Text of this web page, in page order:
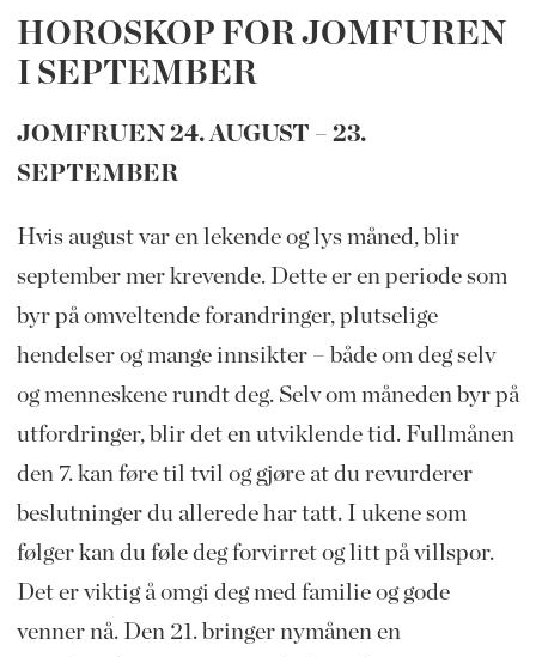
HOROSKOP FOR JOMFUREN
I SEPTEMBER
JOMFRUEN 24. AUGUST – 23.
SEPTEMBER
Hvis august var en lekende og lys måned, blir
september mer krevende. Dette er en periode som
byr på omveltende forandringer, plutselige
hendelser og mange innsikter – både om deg selv
og menneskene rundt deg. Selv om måneden byr på
utfordringer, blir det en utviklende tid. Fullmånen
den 7. kan føre til tvil og gjøre at du revurderer
beslutninger du allerede har tatt. I ukene som
følger kan du føle deg forvirret og litt på villspor.
Det er viktig å omgi deg med familie og gode
venner nå. Den 21. bringer nymånen en